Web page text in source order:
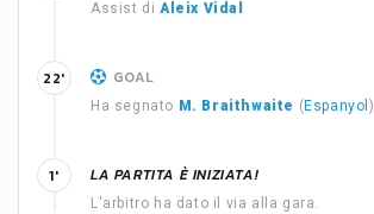
Assist di Aleix Vidal
GOAL
Ha segnato M. Braithwaite ( Espanyol)
22'
LA PARTITA È INIZIATA!
L'arbitro ha dato il via alla gara.
1'